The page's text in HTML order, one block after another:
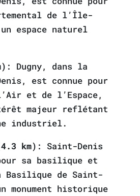
de l’Île-
espace naturel
: Dugny, dans la
est connue pour
et de l’Espace,
majeur reflétant
industriel.
km) : Saint-Denis
sa basilique et
Basilique de Saint-
monument historique